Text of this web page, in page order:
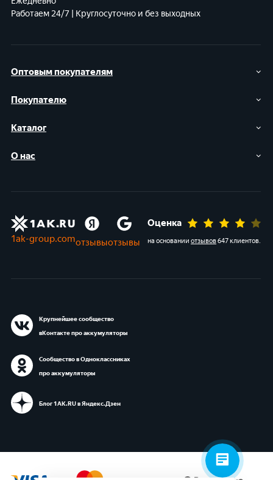
Оптовым покупателям
Покупателю
Каталог
О нас
Работаем 24/7 | Круглосуточно и без выходных
1ak-group.comотзывыотзывы
Оценка
на основании отзывов647 клиентов.
Крупнейшее сообщество
вКонтакте про аккумуляторы
Сообщество в Одноклассниках
про аккумуляторы
Блог 1АК.RU в Яндекс.Дзен